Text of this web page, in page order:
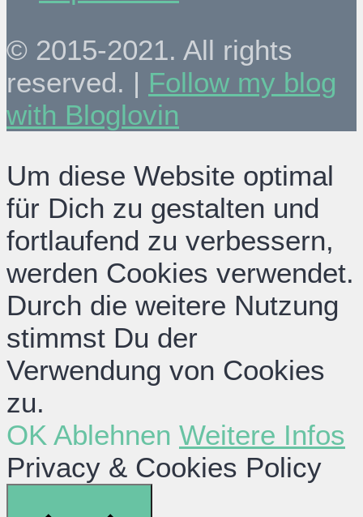
© 2015-2021. All rights
reserved. | Follow my blog
with Bloglovin
Um diese Website optimal
für Dich zu gestalten und
fortlaufend zu verbessern,
werden Cookies verwendet.
Durch die weitere Nutzung
stimmst Du der
Verwendung von Cookies
zu.
OK Ablehnen Weitere Infos
Privacy & Cookies Policy